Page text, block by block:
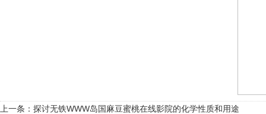
上一条： 探讨无铁WWW岛国麻豆蜜桃在线影院的化学性质和用途